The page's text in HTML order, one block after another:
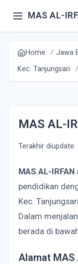
MAS AL-
Home Jawa
Kec. Tanjungsari
MAS AL-
Terakhir diupdate:
MAS AL-IRFAN
pendidikan
Kec.
Dalam
berada di
Alamat MAS